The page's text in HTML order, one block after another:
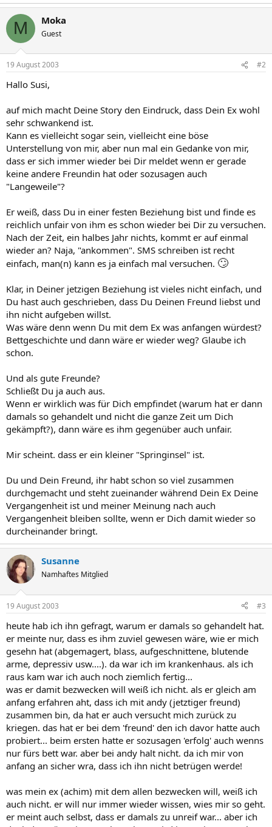
M Moka
Guest
19 August 2003 #2
Hallo Susi,
auf mich macht Deine Story den Eindruck, dass Dein Ex wohl
sehr schwankend ist.
Kann es vielleicht sogar sein, vielleicht eine böse
Unterstellung von mir, aber nun mal ein Gedanke von mir,
dass er sich immer wieder bei Dir meldet wenn er gerade
keine andere Freundin hat oder sozusagen auch
"Langeweile"?
Er weiß, dass Du in einer festen Beziehung bist und finde es
reichlich unfair von ihm es schon wieder bei Dir zu versuchen.
Nach der Zeit, ein halbes Jahr nichts, kommt er auf einmal
wieder an? Naja, "ankommen". SMS schreiben ist recht
einfach, man(n) kann es ja einfach mal versuchen. 🙄
Klar, in Deiner jetzigen Beziehung ist vieles nicht einfach, und
Du hast auch geschrieben, dass Du Deinen Freund liebst und
ihn nicht aufgeben willst.
Was wäre denn wenn Du mit dem Ex was anfangen würdest?
Bettgeschichte und dann wäre er wieder weg? Glaube ich
schon.
Und als gute Freunde?
Schließt Du ja auch aus.
Wenn er wirklich was für Dich empfindet (warum hat er dann
damals so gehandelt und nicht die ganze Zeit um Dich
gekämpft?), dann wäre es ihm gegenüber auch unfair.
Mir scheint. dass er ein kleiner "Springinsel" ist.
Du und Dein Freund, ihr habt schon so viel zusammen
durchgemacht und steht zueinander während Dein Ex Deine
Vergangenheit ist und meiner Meinung nach auch
Vergangenheit bleiben sollte, wenn er Dich damit wieder so
durcheinander bringt.
Susanne
Namhaftes Mitglied
19 August 2003 #3
heute hab ich ihn gefragt, warum er damals so gehandelt hat.
er meinte nur, dass es ihm zuviel gewesen wäre, wie er mich
gesehn hat (abgemagert, blass, aufgeschnittene, blutende
arme, depressiv usw....). da war ich im krankenhaus. als ich
raus kam war ich auch noch ziemlich fertig...
was er damit bezwecken will weiß ich nicht. als er gleich am
anfang erfahren aht, dass ich mit andy (jetztiger freund)
zusammen bin, da hat er auch versucht mich zurück zu
kriegen. das hat er bei dem 'freund' den ich davor hatte auch
probiert... beim ersten hatte er sozusagen 'erfolg' auch wenns
nur fürs bett war. aber bei andy halt nicht. da ich mir von
anfang an sicher wra, dass ich ihn nicht betrügen werde!
was mein ex (achim) mit dem allen bezwecken will, weiß ich
auch nicht. er will nur immer wieder wissen, wies mir so geht.
er meint auch selbst, dass er damals zu unreif war... aber ich